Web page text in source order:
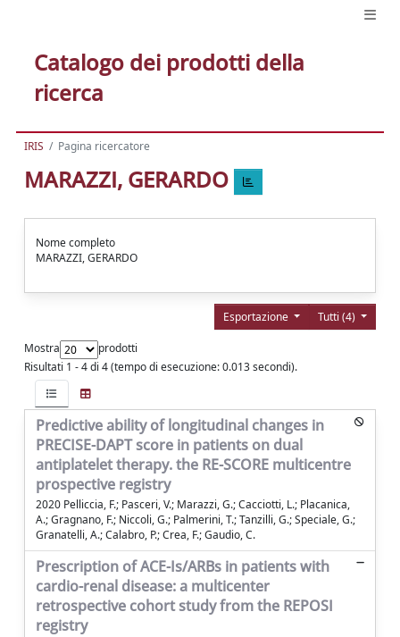
Catalogo dei prodotti della
ricerca
IRIS Pagina ricercatore
MARAZZI, GERARDO
Nome completo
MARAZZI, GERARDO
Tutti (4)
Esportazione
Mostra
prodotti
Risultati 1 - 4 di 4 (tempo di esecuzione: 0.013 secondi).
Predictive ability of longitudinal changes in
PRECISE-DAPT score in patients on dual
antiplatelet therapy. the RE-SCORE multicentre
prospective registry
2020 Pelliccia, F.; Pasceri, V.; Marazzi, G.; Cacciotti, L.; Placanica,
A.; Gragnano, F.; Niccoli, G.; Palmerini, T.; Tanzilli, G.; Speciale, G.;
Granatelli, A.; Calabro, P.; Crea, F.; Gaudio, C.
Prescription of ACE-Is/ARBs in patients with
cardio-renal disease: a multicenter
retrospective cohort study from the REPOSI
registry